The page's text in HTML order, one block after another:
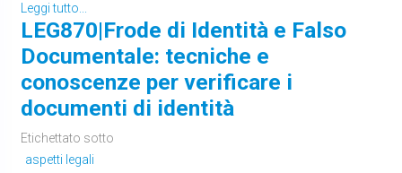
Leggi tutto...
LEG870|Frode di Identità e Falso
Documentale: tecniche e
conoscenze per verificare i
documenti di identità
Etichettato sotto
aspetti legali